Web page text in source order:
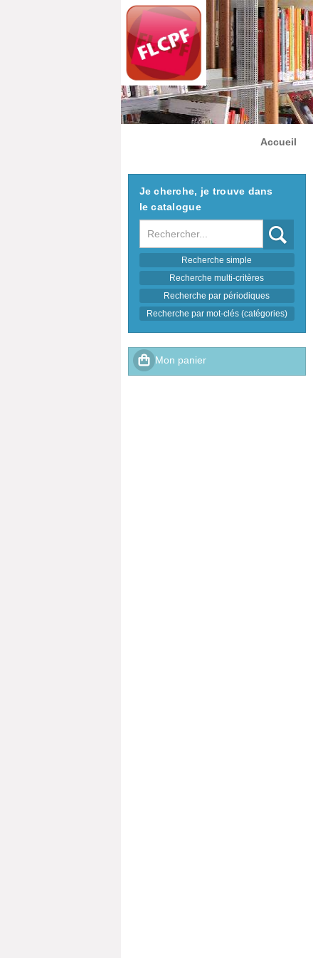
Accueil
Je cherche, je trouve dans
le catalogue
Recherche
Recherche simple
Recherche multi-critères
Recherche par périodiques
Recherche par mot-clés (catégories)